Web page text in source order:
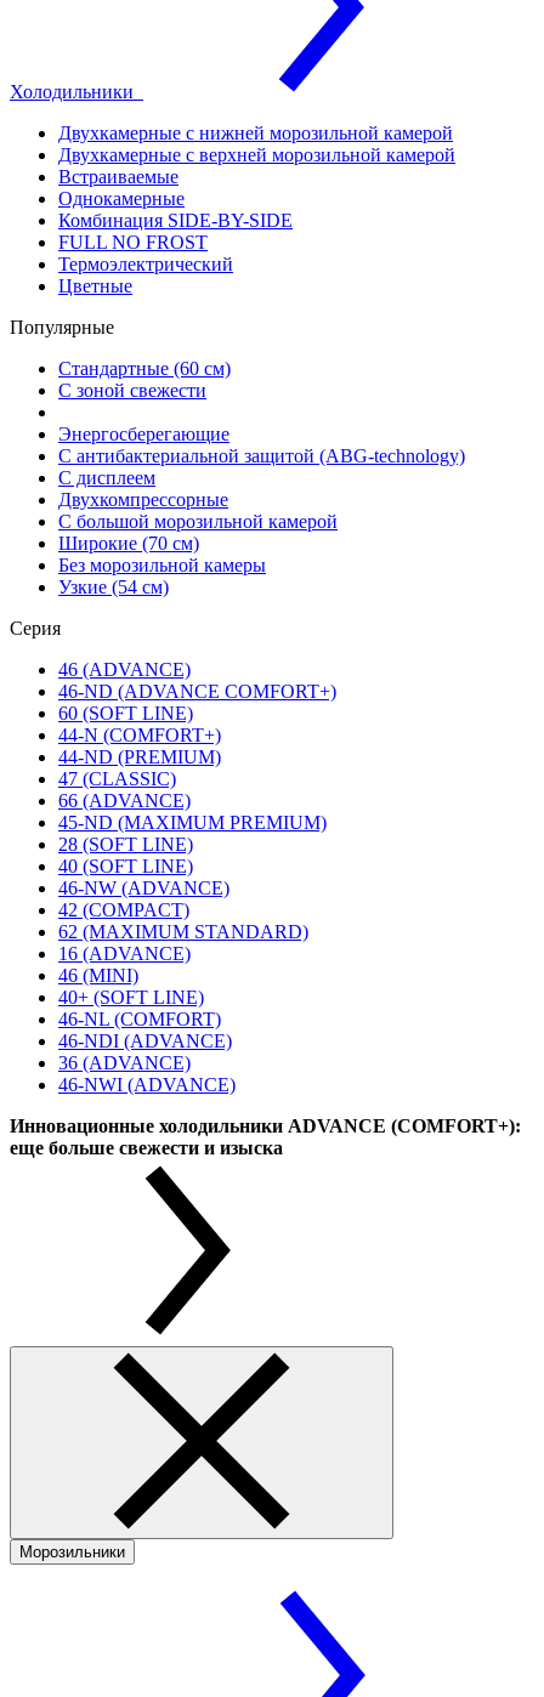
Холодильники
Двухкамерные с нижней морозильной камерой
Двухкамерные с верхней морозильной камерой
Встраиваемые
Однокамерные
Комбинация SIDE-BY-SIDE
FULL NO FROST
Термоэлектрический
Цветные
Популярные
Стандартные (60 см)
С зоной свежести
Энергосберегающие
С антибактериальной защитой (ABG-technology)
С дисплеем
Двухкомпрессорные
С большой морозильной камерой
Широкие (70 см)
Без морозильной камеры
Узкие (54 см)
Серия
46 (ADVANCE)
46-ND (ADVANCE COMFORT+)
60 (SOFT LINE)
44-N (COMFORT+)
44-ND (PREMIUM)
47 (CLASSIC)
66 (ADVANCE)
45-ND (MAXIMUM PREMIUM)
28 (SOFT LINE)
40 (SOFT LINE)
46-NW (ADVANCE)
42 (COMPACT)
62 (MAXIMUM STANDARD)
16 (ADVANCE)
46 (MINI)
40+ (SOFT LINE)
46-NL (COMFORT)
46-NDI (ADVANCE)
36 (ADVANCE)
46-NWI (ADVANCE)
Инновационные холодильники ADVANCE (COMFORT+):
еще больше свежести и изыска
Морозильники